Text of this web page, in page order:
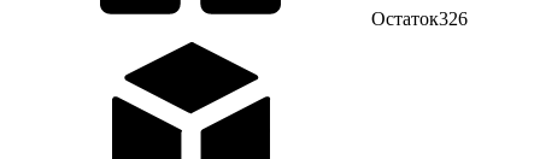
Остаток326